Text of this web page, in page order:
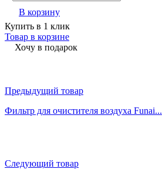
В корзину
Купить в 1 клик
Товар в корзине
Хочу в подарок
Предыдущий товар
Фильтр для очистителя воздуха Funai...
Следующий товар